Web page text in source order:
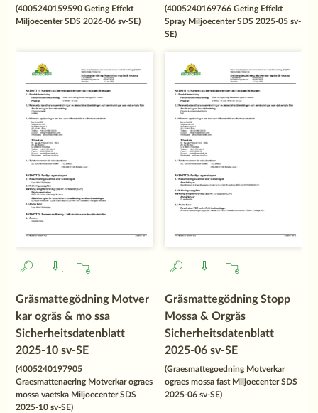
(4005240159590 Geting Effekt
Miljoecenter SDS 2026-06 sv-SE)
(4005240169766 Geting Effekt
Spray Miljoecenter SDS 2025-05 sv-
SE)
Gräsmattegödning Motver
kar ogräs & mo ssa
Sicherheitsdatenblatt
2025-10 sv-SE
(4005240197905
Graesmattenaering Motverkar ograes
mossa vaetska Miljoecenter SDS
2025-10 sv-SE)
Gräsmattegödning Stopp
Mossa & Orgräs
Sicherheitsdatenblatt
2025-06 sv-SE
(Graesmattegoedning Motverkar
ograes mossa fast Miljoecenter SDS
2025-06 sv-SE)